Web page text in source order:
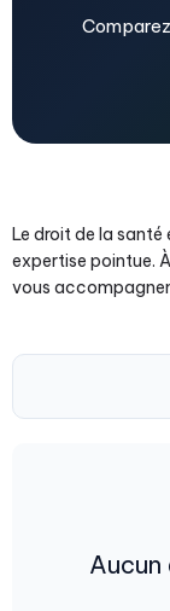
Le droit de la santé
expertise pointue.
vous